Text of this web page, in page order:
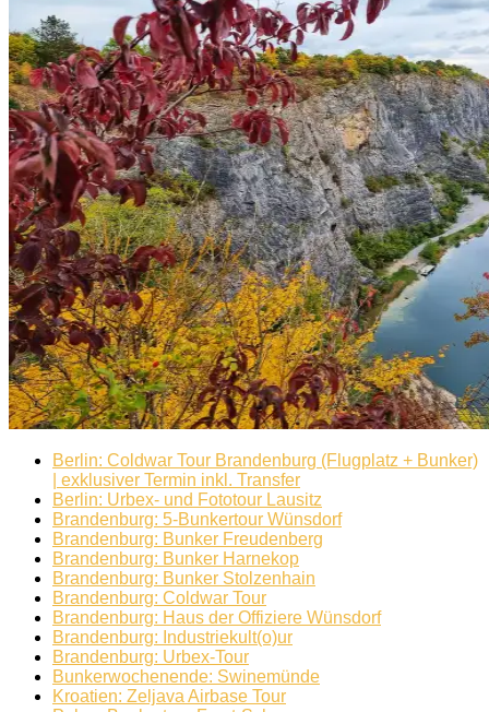
Berlin: Coldwar Tour Brandenburg (Flugplatz + Bunker)
| exklusiver Termin inkl. Transfer
Berlin: Urbex- und Fototour Lausitz
Brandenburg: 5-Bunkertour Wünsdorf
Brandenburg: Bunker Freudenberg
Brandenburg: Bunker Harnekop
Brandenburg: Bunker Stolzenhain
Brandenburg: Coldwar Tour
Brandenburg: Haus der Offiziere Wünsdorf
Brandenburg: Industriekult(o)ur
Brandenburg: Urbex-Tour
Bunkerwochenende: Swinemünde
Kroatien: Zeljava Airbase Tour